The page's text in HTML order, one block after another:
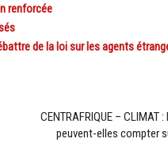
renforcée
de la loi sur les agents
CENTRAFRIQUE –
peuvent-elles compter